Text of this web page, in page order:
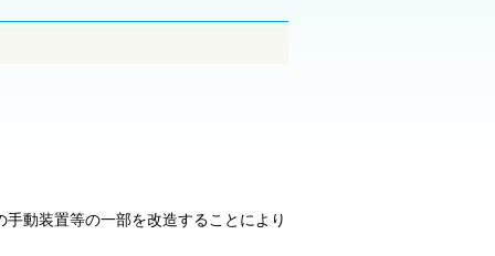
動装置等の一部を改造することにより